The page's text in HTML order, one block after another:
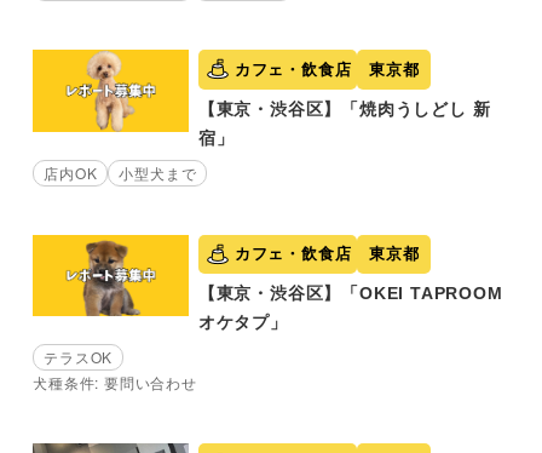
カフェ・飲食店 東京都
【東京・渋谷区】「焼肉うしどし 新
宿」
店内OK 小型犬まで
カフェ・飲食店 東京都
【東京・渋谷区】「OKEI TAPROOM
オケタプ」
テラスOK
犬種条件: 要問い合わせ